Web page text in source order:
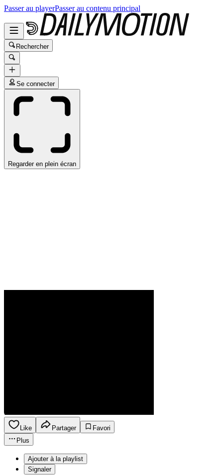
Passer au playerPasser au contenu principal
Rechercher
Se connecter
Regarder en plein écran
Like Partager
Favori
Plus
Ajouter à la playlist
Signaler